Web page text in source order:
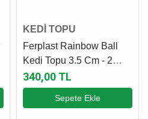
KEDİ TOPU
Ferplast Rainbow Ball
Kedi Topu 3.5 Cm - 2
Adet
340,00 TL
Sepete Ekle